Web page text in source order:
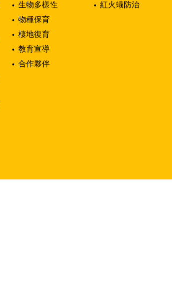
生物多樣性
物種保育
棲地復育
教育宣導
合作夥伴
紅火蟻防治